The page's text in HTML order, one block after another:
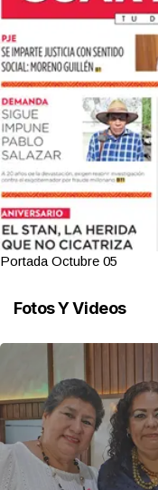
Portada Octubre 05
Fotos Y Videos